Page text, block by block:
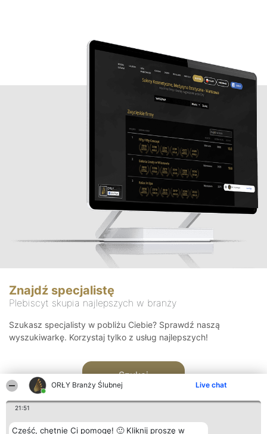
ORŁY Branży Ślubnej Live chat
21:51
Cześć, chętnie Ci pomogę! 🙂 Kliknij proszę w
Znajdź specjalistę
Plebiscyt skupia najlepszych w branży
Szukasz specjalisty w pobliżu Ciebie? Sprawdź naszą
wyszukiwarkę. Korzystaj tylko z usług najlepszych!
Szukaj